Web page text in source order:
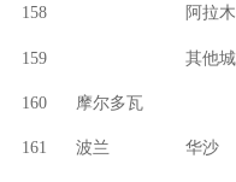
158 阿拉
159 其他
160 摩尔多瓦
161 波兰 华沙